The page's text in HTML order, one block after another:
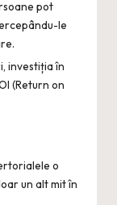
pot
le
investiția în
(Return on
o
un alt mit în